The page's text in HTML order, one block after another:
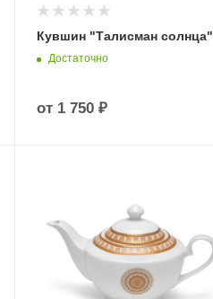
Кувшин "Талисман солнца"
Достаточно
от 1 750 ₽